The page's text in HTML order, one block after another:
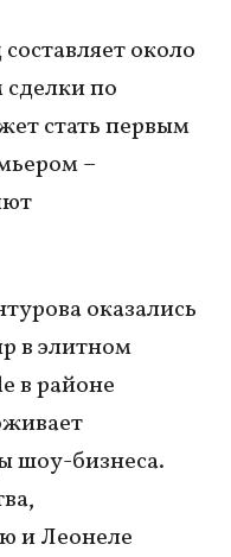
около
по
стать первым
–
оказались
в элитном
в районе
шоу-бизнеса.
и Леонеле